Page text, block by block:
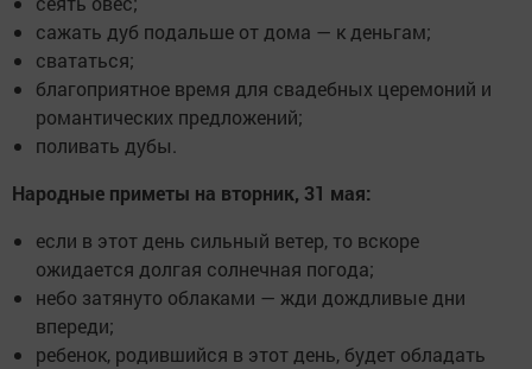
сажать дуб подальше от дома — к деньгам;
свататься;
благоприятное время для свадебных церемоний и
романтических предложений;
поливать дубы.
Народные приметы на вторник, 31 мая:
если в этот день сильный ветер, то вскоре
ожидается долгая солнечная погода;
небо затянуто облаками — жди дождливые дни
впереди;
ребенок, родившийся в этот день, будет обладать